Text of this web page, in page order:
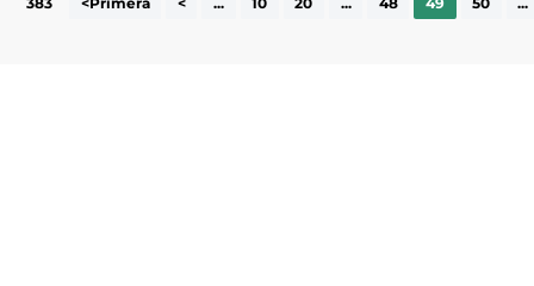
383
<Primera < ... 10 20 ... 48 49 50 ...